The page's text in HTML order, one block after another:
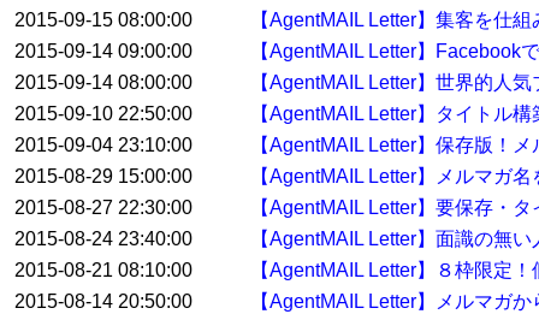
2015-09-15 08:00:00
【AgentMAIL Letter】集客を仕
2015-09-14 09:00:00
【AgentMAIL Letter】Facebook
2015-09-14 08:00:00
【AgentMAIL Letter】世界的人
2015-09-10 22:50:00
【AgentMAIL Letter】タイトル
2015-09-04 23:10:00
【AgentMAIL Letter】保存版！
2015-08-29 15:00:00
【AgentMAIL Letter】メルマガ
2015-08-27 22:30:00
【AgentMAIL Letter】要保存・
2015-08-24 23:40:00
【AgentMAIL Letter】面識の無
2015-08-21 08:10:00
【AgentMAIL Letter】８枠限定
2015-08-14 20:50:00
【AgentMAIL Letter】メルマガ